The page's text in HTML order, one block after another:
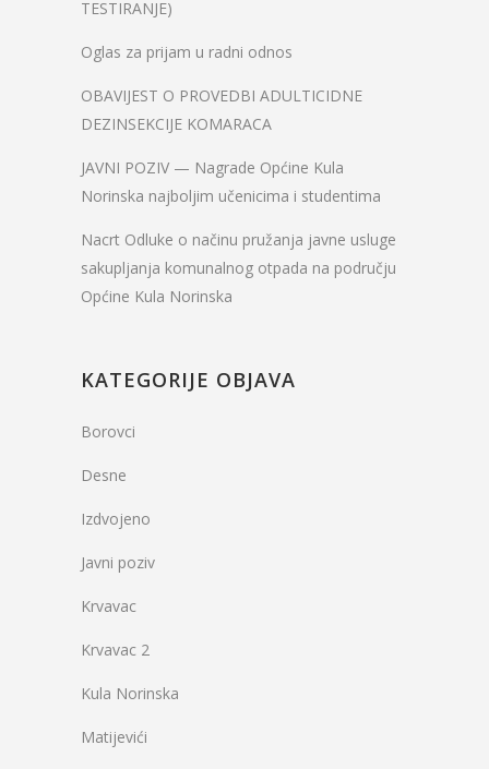
TESTIRANJE)
Oglas za prijam u radni odnos
OBAVIJEST O PROVEDBI ADULTICIDNE
DEZINSEKCIJE KOMARACA
JAVNI POZIV — Nagrade Općine Kula
Norinska najboljim učenicima i studentima
Nacrt Odluke o načinu pružanja javne usluge
sakupljanja komunalnog otpada na području
Općine Kula Norinska
KATEGORIJE OBJAVA
Borovci
Desne
Izdvojeno
Javni poziv
Krvavac
Krvavac 2
Kula Norinska
Matijevići